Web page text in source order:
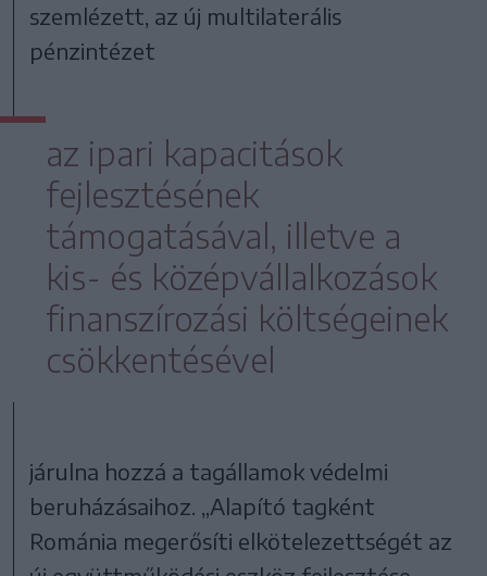
szemlézett, az új multilaterális
pénzintézet
az ipari kapacitások
fejlesztésének
támogatásával, illetve a
kis- és középvállalkozások
finanszírozási költségeinek
csökkentésével
járulna hozzá a tagállamok védelmi
beruházásaihoz. „Alapító tagként
Románia megerősíti elkötelezettségét az